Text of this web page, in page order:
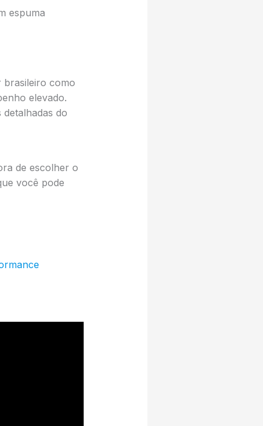
espuma
brasileiro como
elevado.
do
de escolher o
você pode